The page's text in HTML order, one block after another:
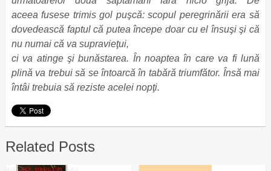
aceea fusese trimis gol puşcă: scopul peregrinării era să
dovedească faptul că putea începe doar cu el însuşi şi că
nu numai că va supravieţui,
ci va atinge şi bunăstarea. În noaptea în care va fi lună
plină va trebui să se întoarcă în tabără triumfător. Însă mai
întâi trebuia să reziste acelei nopţi.
Related Posts